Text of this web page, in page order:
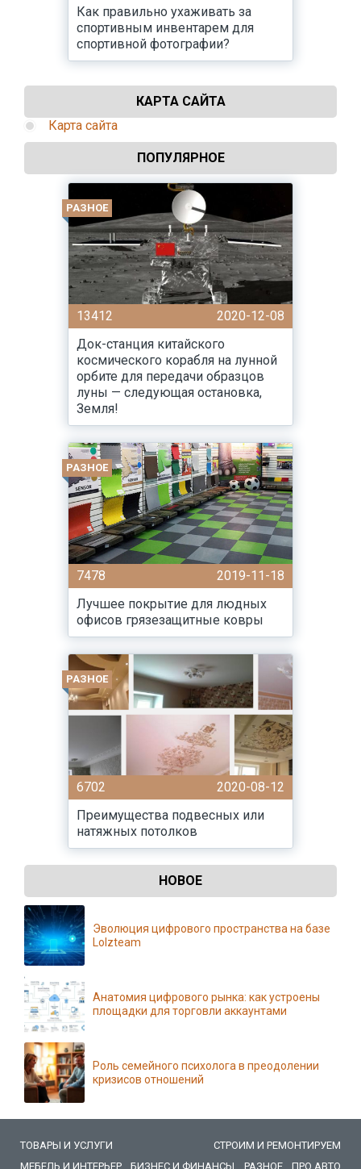
Как правильно ухаживать за
спортивным инвентарем для
спортивной фотографии?
КАРТА САЙТА
Карта сайта
ПОПУЛЯРНОЕ
РАЗНОЕ
13412
2020-12-08
Док-станция китайского
космического корабля на лунной
орбите для передачи образцов
луны — следующая остановка,
Земля!
РАЗНОЕ
7478
2019-11-18
Лучшее покрытие для людных
офисов грязезащитные ковры
РАЗНОЕ
6702
2020-08-12
Преимущества подвесных или
натяжных потолков
НОВОЕ
Эволюция цифрового пространства на базе
Lolzteam
Анатомия цифрового рынка: как устроены
площадки для торговли аккаунтами
Роль семейного психолога в преодолении
кризисов отношений
ТОВАРЫ И УСЛУГИ
СТРОИМ И РЕМОНТИРУЕМ
МЕБЕЛЬ И ИНТЕРЬЕР
БИЗНЕС И ФИНАНСЫ РАЗНОЕ ПРО АВТО